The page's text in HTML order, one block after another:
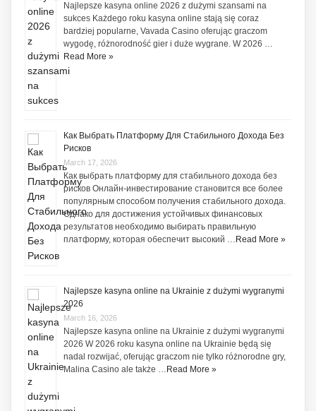
Najlepsze kasyna online 2026 z dużymi szansami na
sukces Każdego roku kasyna online stają się coraz
bardziej popularne, Vavada Casino oferując graczom
wygodę, różnorodność gier i duże wygrane. W 2026 …
Read More »
Как Выбрать Платформу Для Стабильного Дохода Без
Рисков
March 17, 2026
Как выбрать платформу для стабильного дохода без
рисков Онлайн-инвестирование становится все более
популярным способом получения стабильного дохода.
Однако для достижения устойчивых финансовых
результатов необходимо выбирать правильную
платформу, которая обеспечит высокий … Read More »
Najlepsze kasyna online na Ukrainie z dużymi wygranymi
2026
March 16, 2026
Najlepsze kasyna online na Ukrainie z dużymi wygranymi
2026 W 2026 roku kasyna online na Ukrainie będą się
nadal rozwijać, oferując graczom nie tylko różnorodne gry,
Malina Casino ale także … Read More »